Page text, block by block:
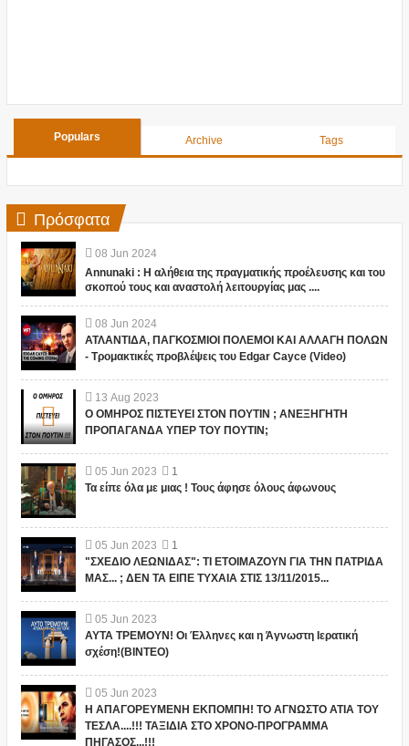
Populars Archive Tags
Πρόσφατα
08 Jun 2024
Annunaki : Η αλήθεια της πραγματικής προέλευσης και του
σκοπού τους και αναστολή λειτουργίας μας ....
08 Jun 2024
ΑΤΛΑΝΤΙΔΑ, ΠΑΓΚΟΣΜΙΟΙ ΠΟΛΕΜΟΙ ΚΑΙ ΑΛΛΑΓΗ ΠΟΛΩΝ
- Τρομακτικές προβλέψεις του Edgar Cayce (Video)
13 Aug 2023
Ο ΟΜΗΡΟΣ ΠΙΣΤΕΥΕΙ ΣΤΟΝ ΠΟΥΤΙΝ ; ΑΝΕΞΗΓΗΤΗ
ΠΡΟΠΑΓΑΝΔΑ ΥΠΕΡ ΤΟΥ ΠΟΥΤΙΝ;
05 Jun 2023
1
Τα είπε όλα με μιας ! Τους άφησε όλους άφωνους
05 Jun 2023
1
"ΣΧΕΔΙΟ ΛΕΩΝΙΔΑΣ": ΤΙ ΕΤΟΙΜΑΖΟΥΝ ΓΙΑ ΤΗΝ ΠΑΤΡΙΔΑ
ΜΑΣ... ; ΔΕΝ ΤΑ ΕΙΠΕ ΤΥΧΑΙΑ ΣΤΙΣ 13/11/2015...
05 Jun 2023
ΑΥΤΑ ΤΡΕΜΟΥΝ! Οι Έλληνες και η Άγνωστη Ιερατική
σχέση!(ΒΙΝΤΕΟ)
05 Jun 2023
Η ΑΠΑΓΟΡΕΥΜΕΝΗ ΕΚΠΟΜΠΗ! ΤΟ ΑΓΝΩΣΤΟ ΑΤΙΑ ΤΟΥ
ΤΕΣΛΑ....!!! ΤΑΞΙΔΙΑ ΣΤΟ ΧΡΟΝΟ-ΠΡΟΓΡΑΜΜΑ
ΠΗΓΑΣΟΣ...!!!